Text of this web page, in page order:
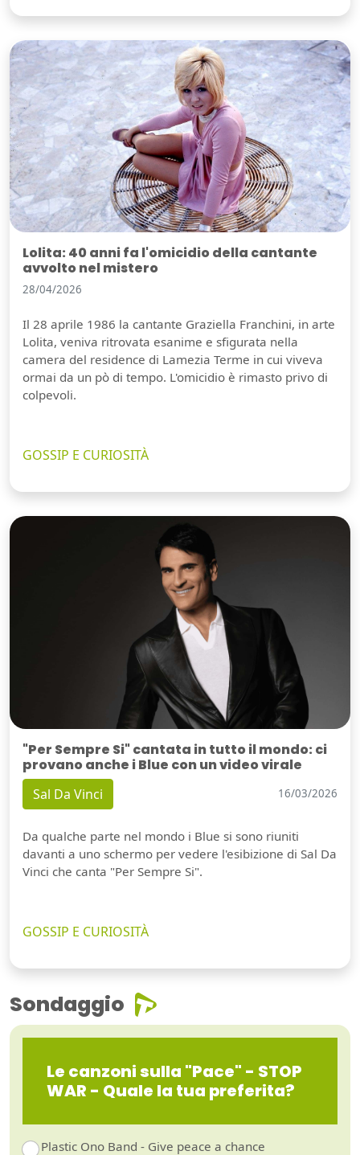
Lolita: 40 anni fa l'omicidio della cantante
avvolto nel mistero
28/04/2026
Il 28 aprile 1986 la cantante Graziella Franchini, in arte
Lolita, veniva ritrovata esanime e sfigurata nella
camera del residence di Lamezia Terme in cui viveva
ormai da un pò di tempo. L'omicidio è rimasto privo di
colpevoli.
GOSSIP E CURIOSITÀ
"Per Sempre Si" cantata in tutto il mondo: ci
provano anche i Blue con un video virale
Sal Da Vinci 16/03/2026
Da qualche parte nel mondo i Blue si sono riuniti
davanti a uno schermo per vedere l'esibizione di Sal Da
Vinci che canta "Per Sempre Si".
GOSSIP E CURIOSITÀ
Sondaggio
Le canzoni sulla "Pace" - STOP
WAR - Quale la tua preferita?
Plastic Ono Band - Give peace a chance